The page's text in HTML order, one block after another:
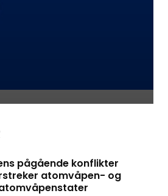
pågående konflikter
atomvåpen- og